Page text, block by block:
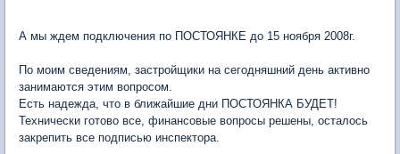
А мы ждем подключения по ПОСТОЯНКЕ до 15 ноября 2008г.
По моим сведениям, застройщики на сегодняшний день активно
занимаются этим вопросом.
Есть надежда, что в ближайшие дни ПОСТОЯНКА БУДЕТ!
Технически готово все, финансовые вопросы решены, осталось
закрепить все подписью инспектора.